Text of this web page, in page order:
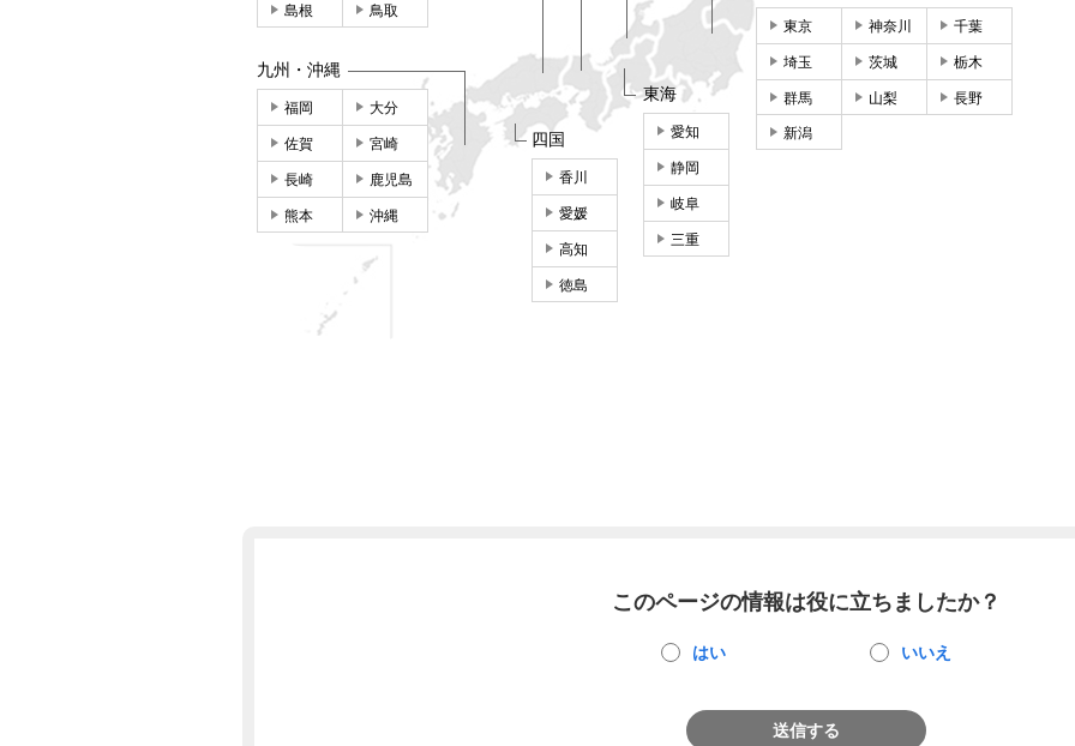
東京 神奈川 千葉
埼玉 茨城 栃木
群馬 山梨 長野
新潟
東海
愛知
静岡
岐阜
三重
島根 鳥取
四国
香川
愛媛
高知
徳島
九州・沖縄
福岡 大分
佐賀 宮崎
長崎 鹿児島
熊本 沖縄
このページの情報は役に立ちましたか？
はい いいえ
送信する